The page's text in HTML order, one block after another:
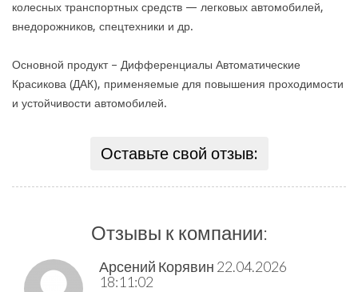
колесных транспортных средств — легковых автомобилей,
внедорожников, спецтехники и др.
Основной продукт – Дифференциалы Автоматические
Красикова (ДАК), применяемые для повышения проходимости
и устойчивости автомобилей.
Оставьте свой отзыв:
Отзывы к компании:
Арсений Корявин 22.04.2026
18:11:02